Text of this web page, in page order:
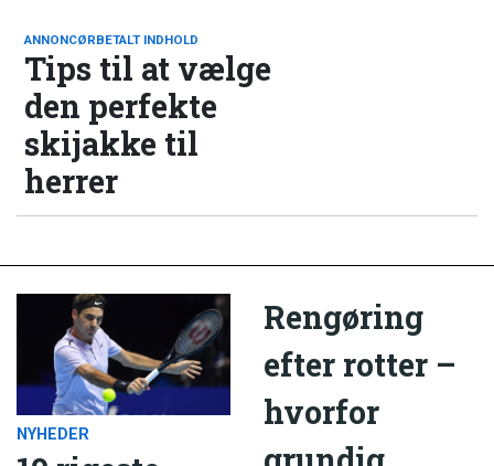
ANNONCØRBETALT INDHOLD
Tips til at vælge
den perfekte
skijakke til
herrer
NYHEDER
Rengøring
efter rotter –
hvorfor